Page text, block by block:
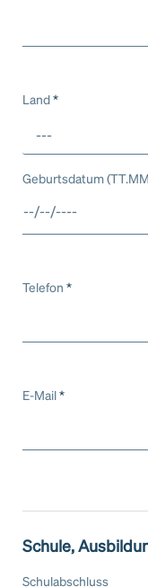
Land*
---
Geburtsdatum
Telefon *
E-Mail*
Schule,
Schulabschluss